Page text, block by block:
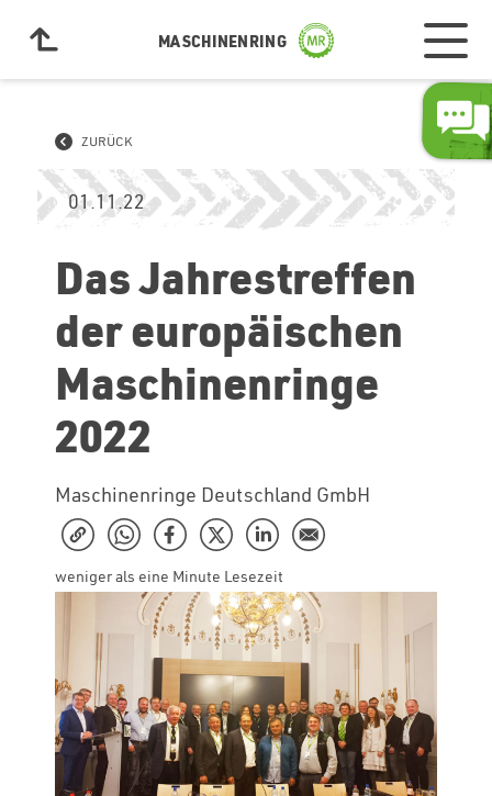
MASCHINENRING
ZURÜCK
01.11.22
Das Jahrestreffen
der europäischen
Maschinenringe
2022
Maschinenringe Deutschland GmbH
weniger als eine Minute Lesezeit